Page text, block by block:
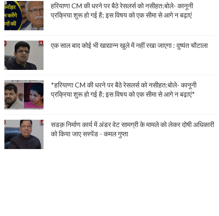
हरियाणा CM की धरने पर बैठे रेसलर्स को नसीहत:बोले- कानूनी
प्रक्रिया शुरू हो गई है; इस विषय को एक सीमा से आगे न बढ़ाएं
एक साल बाद कोई भी खाद्यान्न खुले में नहीं रखा जाएगा : दुष्यंत चौटाला
*हरियाणा CM की धरने पर बैठे रेसलर्स को नसीहत:बोले- कानूनी
प्रक्रिया शुरू हो गई है; इस विषय को एक सीमा से आगे न बढ़ाएं*
सडक़ निर्माण कार्य में अंडर वेट सामग्री के मामले को लेकर दोषी अधिकारी
को किया जाए सस्पेंड - कमल गुप्ता